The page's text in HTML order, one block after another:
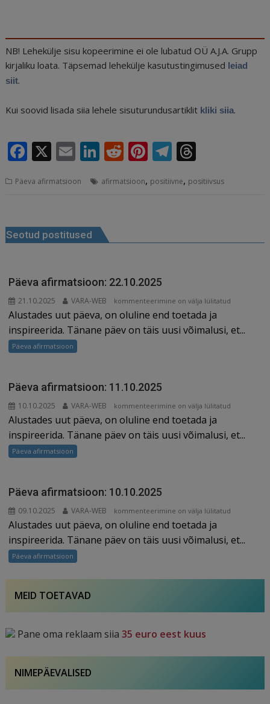
NB! Lehekülje sisu kopeerimine ei ole lubatud OÜ A.J.A. Grupp
kirjaliku loata. Täpsemad lehekülje kasutustingimused leiad
siit.
Kui soovid lisada siia lehele sisuturundusartiklit kliki siia.
F
c
b
o
k
X E
ai
Li
k
dI
n
R
d
Pi
te
st
T
e
m
r
d
Päeva afirmatsioon afirmatsioon, positiivne, positiivsus
Seotud postitused
Päeva afirmatsioon: 22.10.2025
21.10.2025 VARA-WEB
Päeva
afirmatsioon:
22.10.2025
kommenteerimine on välja lülitatud
Alustades uut päeva, on oluline end toetada ja
inspireerida. Tänane päev on täis uusi võimalusi, et...
Päeva afirmatsioon
Päeva afirmatsioon: 11.10.2025
10.10.2025 VARA-WEB
Päeva
afirmatsioon:
11.10.2025
kommenteerimine on välja lülitatud
Alustades uut päeva, on oluline end toetada ja
inspireerida. Tänane päev on täis uusi võimalusi, et...
Päeva afirmatsioon
Päeva afirmatsioon: 10.10.2025
09.10.2025 VARA-WEB
Päeva
afirmatsioon:
10.10.2025
kommenteerimine on välja lülitatud
Alustades uut päeva, on oluline end toetada ja
inspireerida. Tänane päev on täis uusi võimalusi, et...
Päeva afirmatsioon
MEID TOETAVAD
Pane oma reklaam siia35 euro eest kuus
NIMEPÄEVALISED